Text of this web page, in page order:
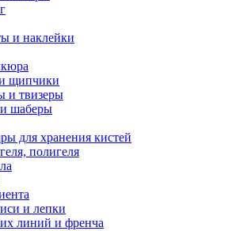
и наклейки
щипчики
и твизеры
шаберы
для хранения кистей
полигеля
и лепки
линий и френча